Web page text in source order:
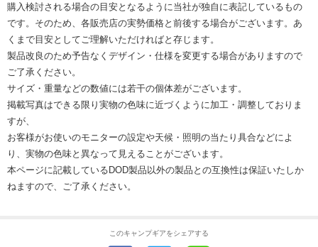
購入検討される場合の目安となるように当社が独自に表記しているもの
です。そのため、各販売店の実勢価格と前後する場合がございます。あ
くまで目安としてご理解いただければと存じます。
製品改良のため予告なくデザイン・仕様を変更する場合がありますので
ご了承ください。
サイズ・重量などの数値には若干の個体差がございます。
掲載写真はできる限り実物の色味に近づくように加工・調整しておりま
すが、
お客様がお使いのモニターの設定や天候・照明の当たり具合などによ
り、実物の色味と異なって見えることがございます。
本ページに記載しているDOD製品以外の製品との互換性は保証いたしか
ねますので、ご了承ください。
このキャンプギアをシェアする